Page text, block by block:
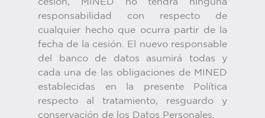
cesión, MINED no tendrá ninguna
responsabilidad con respecto de
cualquier hecho que ocurra partir de la
fecha de la cesión. El nuevo responsable
del banco de datos asumirá todas y
cada una de las obligaciones de MINED
establecidas en la presente Política
respecto al tratamiento, resguardo y
conservación de los Datos Personales.